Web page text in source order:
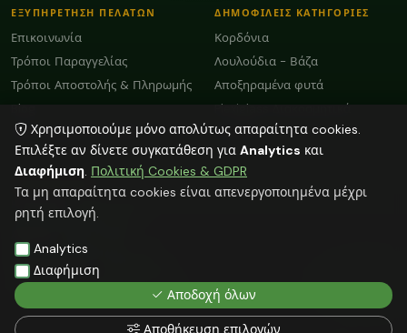
ΕΞΥΠΗΡΕΤΗΣΗ ΠΕΛΑΤΩΝ
Επικοινωνία
Τρόποι Παραγγελίας
Τρόποι Αποστολής & Πληρωμής
Blog
Όροι Χρήσης και GDPR
ΔΗΜΟΦΙΛΕΙΣ ΚΑΤΗΓΟΡΙΕΣ
Κορδόνια
Λουλούδια - Βάζα
Αποξηραμένα φυτά
Plexiglass Διακοσμητικά
Φούντες
ΕΠΙΚΟΙΝΩΝΙΑ
ΗΡΑΚΛΕΙΟ: 2818103009
info@faitakispack.net
athens@faitakispack.net
ΘΕΣΣΑΛΟΝΙΚΗ:2310683980
thessaloniki@faitakispack.net
Χρησιμοποιούμε μόνο απολύτως απαραίτητα cookies.
Επιλέξτε αν δίνετε συγκατάθεση για Analytics και
Διαφήμιση. Πολιτική Cookies & GDPR
Τα μη απαραίτητα cookies είναι απενεργοποιημένα μέχρι
ρητή επιλογή.
Analytics
Διαφήμιση
Αποδοχή όλων
Αποθήκευση επιλογών